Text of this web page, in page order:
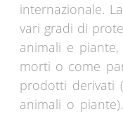
internazionale.
vari gradi di
animali e
morti o come
prodotti derivati
animali o